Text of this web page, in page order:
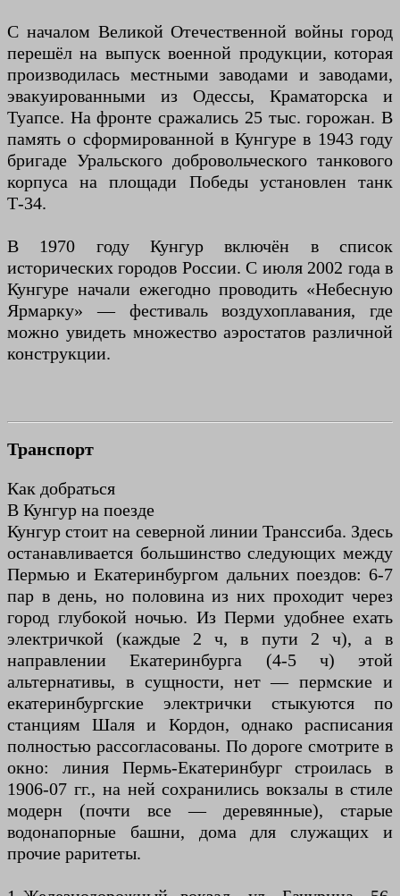
С началом Великой Отечественной войны город
перешёл на выпуск военной продукции, которая
производилась местными заводами и заводами,
эвакуированными из Одессы, Краматорска и
Туапсе. На фронте сражались 25 тыс. горожан. В
память о сформированной в Кунгуре в 1943 году
бригаде Уральского добровольческого танкового
корпуса на площади Победы установлен танк
Т-34.
В 1970 году Кунгур включён в список
исторических городов России. С июля 2002 года в
Кунгуре начали ежегодно проводить «Небесную
Ярмарку» — фестиваль воздухоплавания, где
можно увидеть множество аэростатов различной
конструкции.
Транспорт
Как добраться
В Кунгур на поезде
Кунгур стоит на северной линии Транссиба. Здесь
останавливается большинство следующих между
Пермью и Екатеринбургом дальних поездов: 6-7
пар в день, но половина из них проходит через
город глубокой ночью. Из Перми удобнее ехать
электричкой (каждые 2 ч, в пути 2 ч), а в
направлении Екатеринбурга (4-5 ч) этой
альтернативы, в сущности, нет — пермские и
екатеринбургские электрички стыкуются по
станциям Шаля и Кордон, однако расписания
полностью рассогласованы. По дороге смотрите в
окно: линия Пермь-Екатеринбург строилась в
1906-07 гг., на ней сохранились вокзалы в стиле
модерн (почти все — деревянные), старые
водонапорные башни, дома для служащих и
прочие раритеты.